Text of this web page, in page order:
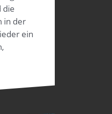
die
in der
ein